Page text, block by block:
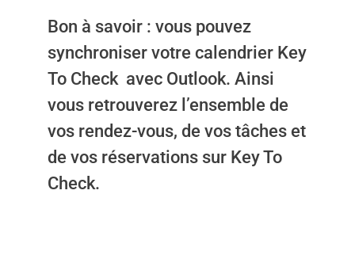
Bon à savoir : vous pouvez
synchroniser votre calendrier Key
To Check avec Outlook. Ainsi
vous retrouverez l’ensemble de
vos rendez-vous, de vos tâches et
de vos réservations sur Key To
Check.